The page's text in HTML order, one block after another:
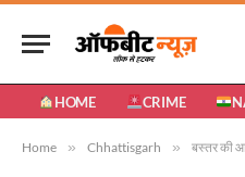
HOME CRIME
Home » Chhattisgarh » बस्तर की आराध्य मां